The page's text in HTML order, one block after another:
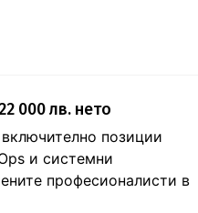
000 лв. нето
позиции
и системни
професионалисти в